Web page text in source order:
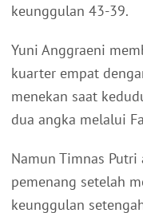
keunggulan 43-39.
Yuni Anggraeni
kuarter empat
menekan saat
dua angka melalui
Namun Timnas
pemenang setelah
keunggulan